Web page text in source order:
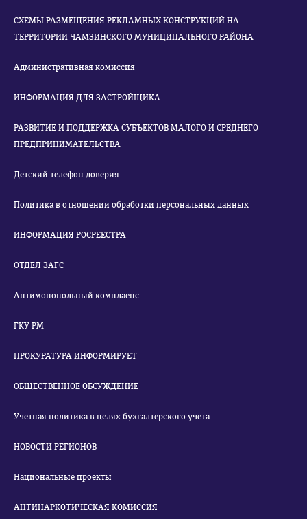
СХЕМЫ РАЗМЕЩЕНИЯ РЕКЛАМНЫХ КОНСТРУКЦИЙ НА
ТЕРРИТОРИИ ЧАМЗИНСКОГО МУНИЦИПАЛЬНОГО РАЙОНА
Административная комиссия
ИНФОРМАЦИЯ ДЛЯ ЗАСТРОЙЩИКА
РАЗВИТИЕ И ПОДДЕРЖКА СУБЪЕКТОВ МАЛОГО И СРЕДНЕГО
ПРЕДПРИНИМАТЕЛЬСТВА
Детский телефон доверия
Политика в отношении обработки персональных данных
ИНФОРМАЦИЯ РОСРЕЕСТРА
ОТДЕЛ ЗАГС
Антимонопольный комплаенс
ГКУ РМ
ПРОКУРАТУРА ИНФОРМИРУЕТ
ОБЩЕСТВЕННОЕ ОБСУЖДЕНИЕ
Учетная политика в целях бухгалтерского учета
НОВОСТИ РЕГИОНОВ
Национальные проекты
АНТИНАРКОТИЧЕСКАЯ КОМИССИЯ